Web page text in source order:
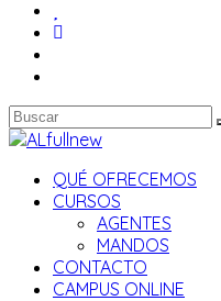
QUÉ OFRECEMOS
CURSOS
AGENTES
MANDOS
CONTACTO
CAMPUS ONLINE